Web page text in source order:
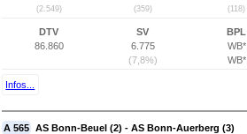
(2.549) (359) (118)
DTV
86.860
SV
6.775
(7,8%)
BPL
WB*
WB*
Infos...
A 565 AS Bonn-Beuel (2) - AS Bonn-Auerberg (3)